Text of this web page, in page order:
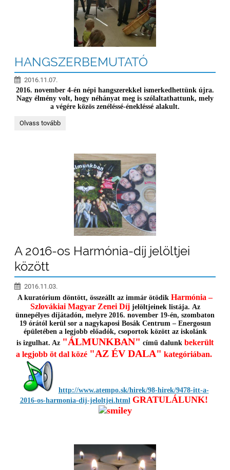
HANGSZERBEMUTATÓ
2016.11.07.
2016. november 4-én népi hangszerekkel ismerkedhettünk újra.
Nagy élmény volt, hogy néhányat meg is szólaltathattunk, mely
a végére kӧzӧs zenéléssé-énekléssé alakult.
HANGSZERBEMUTATÓ:
Olvass tovább
A 2016-os Harmónia-díj jelöltjei
között
2016.11.03.
A kuratórium döntött, összeállt az immár ötödik Harmónia –
Szlovákiai Magyar Zenei Díjjelöltjeinek listája. Az
ünnepélyes díjátadón, melyre 2016. november 19-én, szombaton
19 órától kerül sor a nagykaposi Bosák Centrum – Energosun
épületében a legjobb előadók, csoportok között az iskolánk
is izgulhat. Az "ÁLMUNKBAN" című dalunk bekerült
a legjobb öt dal közé "AZ ÉV DALA" kategóriában.
http://www.atempo.sk/hirek/98-hirek/9478-itt-a-
2016-os-harmonia-dij-jeloltjei.html GRATULÁLUNK!